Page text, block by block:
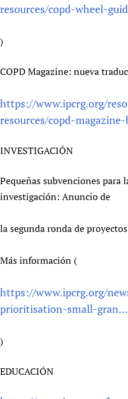
resources/copd-wheel-
)
COPD Magazine: nueva
https://www.ipcrg.org/
resources/copd-
INVESTIGACIÓN
Pequeñas subvenciones para
investigación: Anuncio de
la segunda ronda de proyectos
Más información (
https://www.ipcrg.org/
prioritisation-small-gran...
)
EDUCACIÓN